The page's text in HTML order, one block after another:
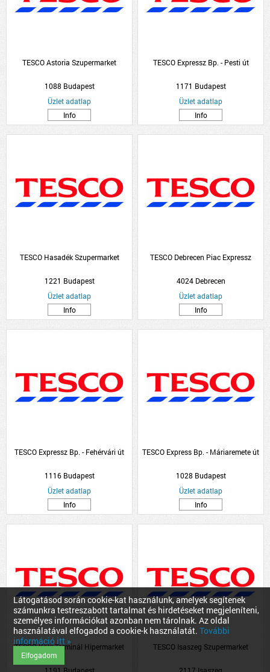
Látogatásod során cookie-kat használunk, amelyek segítenek
számunkra testreszabott tartalmat és hirdetéseket megjeleníteni,
személyes információkat azonban nem tárolnak. Az oldal
használatával elfogadod a cookie-k használatát. További
információ itt »
Elfogadom
TESCO Astoria Szupermarket
1088 Budapest
Üzlet adatlap
Info
TESCO Expressz Bp. - Pesti út
1171 Budapest
Üzlet adatlap
Info
TESCO Hasadék Szupermarket
1221 Budapest
Üzlet adatlap
Info
TESCO Debrecen Piac Expressz
4024 Debrecen
Üzlet adatlap
Info
TESCO Expressz Bp. - Fehérvári út
1116 Budapest
Üzlet adatlap
Info
TESCO Express Bp. - Máriaremete út
1028 Budapest
Üzlet adatlap
Info
TESCO Köki Terminál Hipermarket TESCO Isaszeg Szupermarket